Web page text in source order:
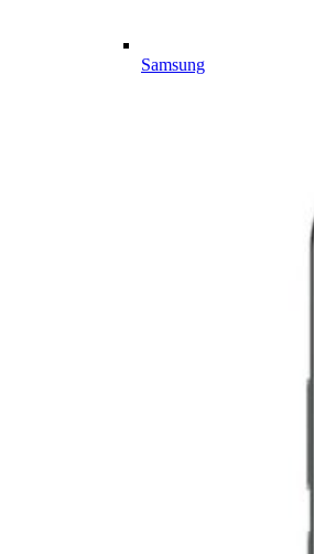
Samsung